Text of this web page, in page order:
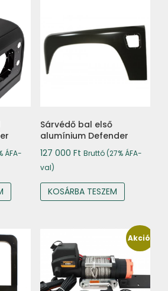
ÁFA-
Sárvédő bal első
alumínium Defender
127 000 Ft Bruttó (27% ÁFA-
val)
KOSÁRBA TESZEM
Akció!